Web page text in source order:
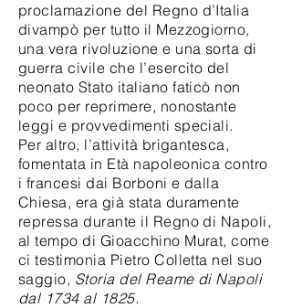
proclamazione del Regno d’Italia
divampò per tutto il Mezzogiorno,
una vera rivoluzione e una sorta di
guerra civile che l’esercito del
neonato Stato italiano faticò non
poco per reprimere, nonostante
leggi e provvedimenti speciali.
Per altro, l’attività brigantesca,
fomentata in Età napoleonica contro
i francesi dai Borboni e dalla
Chiesa, era già stata duramente
repressa durante il Regno di Napoli,
al tempo di Gioacchino Murat, come
ci testimonia Pietro Colletta nel suo
saggio, Storia del Reame di Napoli
dal 1734 al 1825.